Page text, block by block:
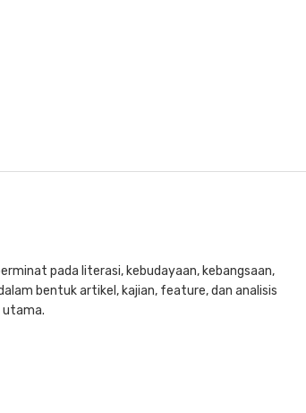
pada literasi, kebudayaan, kebangsaan,
bentuk artikel, kajian, feature, dan analisis
utama.